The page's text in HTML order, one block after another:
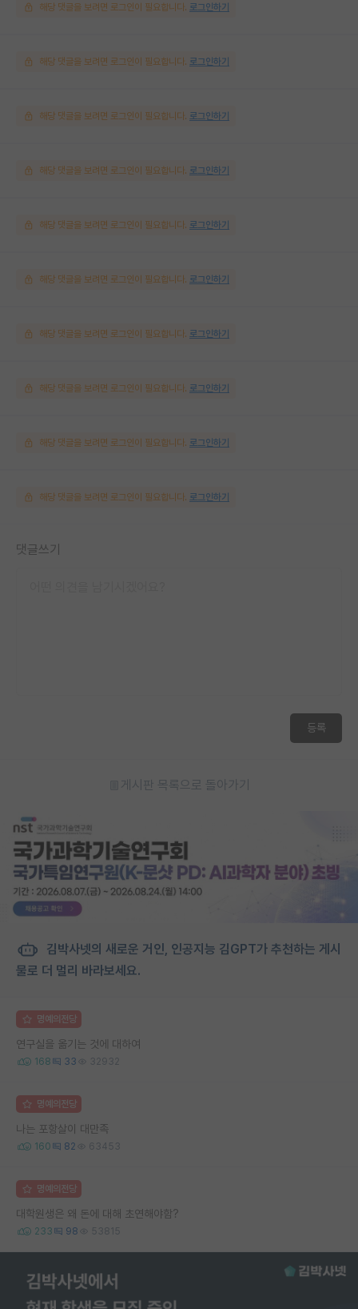
해당 댓글을 보려면 로그인이 필요합니다. 로그인하기
해당 댓글을 보려면 로그인이 필요합니다. 로그인하기
해당 댓글을 보려면 로그인이 필요합니다. 로그인하기
해당 댓글을 보려면 로그인이 필요합니다. 로그인하기
해당 댓글을 보려면 로그인이 필요합니다. 로그인하기
해당 댓글을 보려면 로그인이 필요합니다. 로그인하기
해당 댓글을 보려면 로그인이 필요합니다. 로그인하기
해당 댓글을 보려면 로그인이 필요합니다. 로그인하기
해당 댓글을 보려면 로그인이 필요합니다. 로그인하기
해당 댓글을 보려면 로그인이 필요합니다. 로그인하기
댓글쓰기
등록
게시판 목록으로 돌아가기
김박사넷의 새로운 거인, 인공지능 김GPT가 추천하는 게시
물로 더 멀리 바라보세요.
명예의전당
연구실을 옮기는 것에 대하여
168 33 32932
명예의전당
나는 포항살이 대만족
160 82 63453
명예의전당
대학원생은 왜 돈에 대해 초연해야함?
233 98 53815